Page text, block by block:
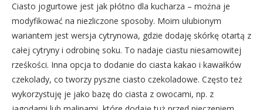
Ciasto jogurtowe jest jak płótno dla kucharza – można je
modyfikować na niezliczone sposoby. Moim ulubionym
wariantem jest wersja cytrynowa, gdzie dodaję skórkę otartą z
całej cytryny i odrobinę soku. To nadaje ciastu niesamowitej
rześkości. Inna opcja to dodanie do ciasta kakao i kawałków
czekolady, co tworzy pyszne ciasto czekoladowe. Często też
wykorzystuję je jako bazę do ciasta z owocami, np. z